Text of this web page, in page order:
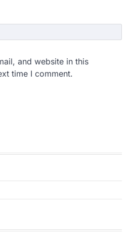
and website in this
time I comment.